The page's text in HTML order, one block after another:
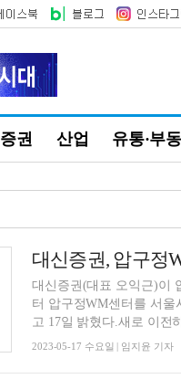
증권 산업 유통·부
대신증권, 압구정
대신증권(대표 오익근)이
터 압구정WM센터를 서울
고 17일 밝혔다.새로 이전
2023-05-17 수요일 | 임지윤 기자